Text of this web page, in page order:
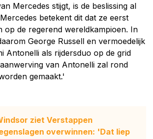
Mercedes stijgt, is de beslissing al
betekent dit dat ze eerst
op de regerend wereldkampioen. In
George Russell en vermoedelijk
Antonelli als rijdersduo op de grid
van Antonelli zal rond
gemaakt.'
ziet Verstappen
overwinnen: 'Dat liep